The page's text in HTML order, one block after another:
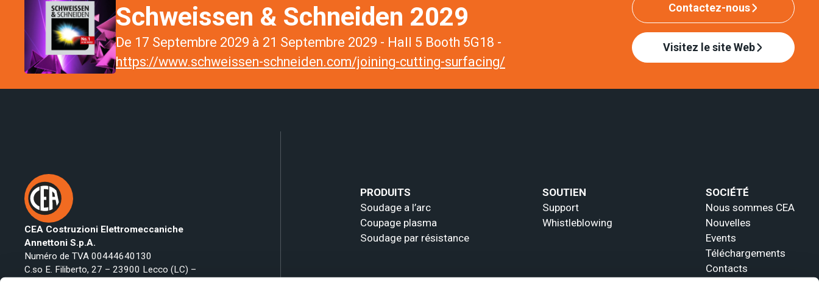
Schweissen & Schneiden 2029
De 17 Septembre 2029 à 21 Septembre 2029 - Hall 5 Booth 5G18 -
https://www.schweissen-schneiden.com/joining-cutting-surfacing/
Contactez-nous
Visitez le site Web
CEA Costruzioni Elettromeccaniche
Annettoni S.p.A.
Numéro de TVA 00444640130
C.so E. Filiberto, 27 – 23900 Lecco (LC) –
PRODUITS
Soudage a l’arc
Coupage plasma
Soudage par résistance
SOUTIEN
Support
Whistleblowing
SOCIÉTÉ
Nous sommes CEA
Nouvelles
Events
Téléchargements
Contacts